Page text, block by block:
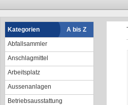
Kategorien
A bis Z
Abfallsammler
Anschlagmittel
Arbeitsplatz
Aussenanlagen
Betriebsausstattung